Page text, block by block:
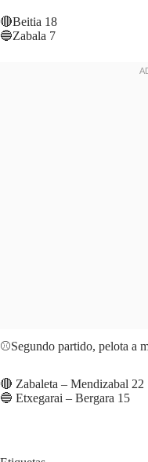
🔴Beitia 18
🔵Zabala 7
⚾️Segundo partido, pelota a
🔴 Zabaleta – Mendizabal 22
🔵 Etxegarai – Bergara 15